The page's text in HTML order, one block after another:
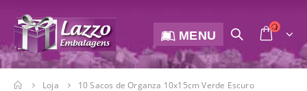
MENU
Loja 10 Sacos de Organza 10x15cm Verde Escuro